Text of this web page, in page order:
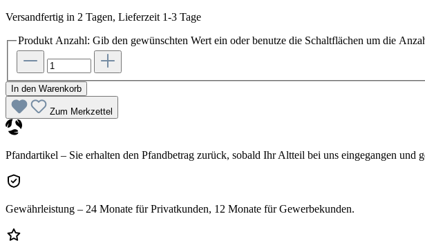
Versandfertig in 2 Tagen, Lieferzeit 1-3 Tage
Produkt Anzahl: Gib den gewünschten Wert ein oder benutze die Schaltflächen um die
In den Warenkorb
Zum Merkzettel
Pfandartikel – Sie erhalten den Pfandbetrag zurück, sobald Ihr Altteil bei uns eingegangen und
Gewährleistung – 24 Monate für Privatkunden, 12 Monate für Gewerbekunden.